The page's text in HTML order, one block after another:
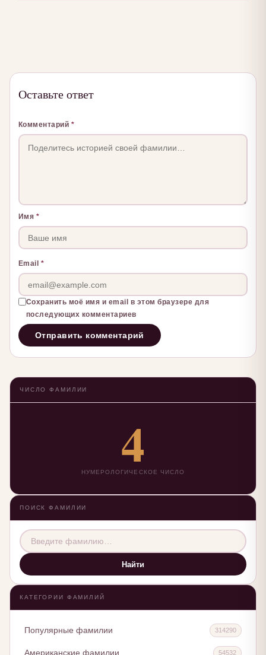
Оставьте ответ
Комментарий *
Имя *
Email *
Сохранить моё имя и email в этом браузере для
последующих комментариев
ЧИСЛО ФАМИЛИИ
4
НУМЕРОЛОГИЧЕСКОЕ ЧИСЛО
ПОИСК ФАМИЛИИ
Найти
КАТЕГОРИИ ФАМИЛИЙ
Популярные фамилии 314290
Американские фамилии 54532